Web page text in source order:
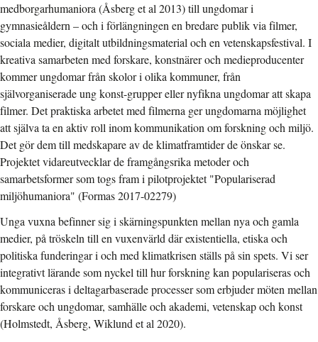
medborgarhumaniora (Åsberg et al 2013) till ungdomar i
gymnasieåldern – och i förlängningen en bredare publik via filmer,
sociala medier, digitalt utbildningsmaterial och en vetenskapsfestival. I
kreativa samarbeten med forskare, konstnärer och medieproducenter
kommer ungdomar från skolor i olika kommuner, från
självorganiserade ung konst-grupper eller nyfikna ungdomar att skapa
filmer. Det praktiska arbetet med filmerna ger ungdomarna möjlighet
att själva ta en aktiv roll inom kommunikation om forskning och miljö.
Det gör dem till medskapare av de klimatframtider de önskar se.
Projektet vidareutvecklar de framgångsrika metoder och
samarbetsformer som togs fram i pilotprojektet "Populariserad
miljöhumaniora" (Formas 2017-02279)
Unga vuxna befinner sig i skärningspunkten mellan nya och gamla
medier, på tröskeln till en vuxenvärld där existentiella, etiska och
politiska funderingar i och med klimatkrisen ställs på sin spets. Vi ser
integrativt lärande som nyckel till hur forskning kan populariseras och
kommuniceras i deltagarbaserade processer som erbjuder möten mellan
forskare och ungdomar, samhälle och akademi, vetenskap och konst
(Holmstedt, Åsberg, Wiklund et al 2020).